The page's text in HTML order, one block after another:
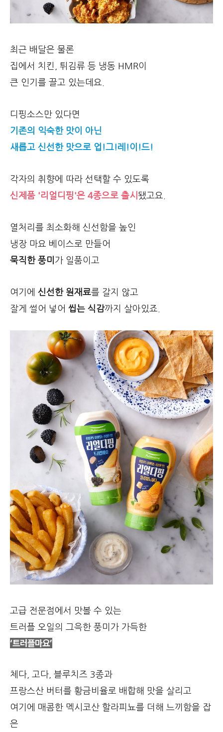
최근 배달은 물론
집에서 치킨, 튀김류 등 냉동 HMR이
큰 인기를 끌고 있는데요.
디핑소스만 있다면
기존의 익숙한 맛이 아닌
새롭고 신선한 맛으로 업!그!레!이!드!
각자의 취향에 따라 선택할 수 있도록
신제품 '리얼디핑'은 4종으로 출시 됐고요.
열처리를 최소화해 신선함을 높인
냉장 마요 베이스로 만들어
묵직한 풍미 가 일품이고
여기에 신선한 원재료를 갈지 않고
잘게 썰어 넣어 씹는 식감까지 살아있죠.
고급 전문점에서 맛볼 수 있는
트러플 오일의 그윽한 풍미가 가득한
‘트러플마요’
체다, 고다, 블루치즈 3종과
프랑스산 버터를 황금비율로 배합해 맛을 살리고
여기에 매콤한 멕시코산 할라피뇨를 더해 느끼함을 잡
은